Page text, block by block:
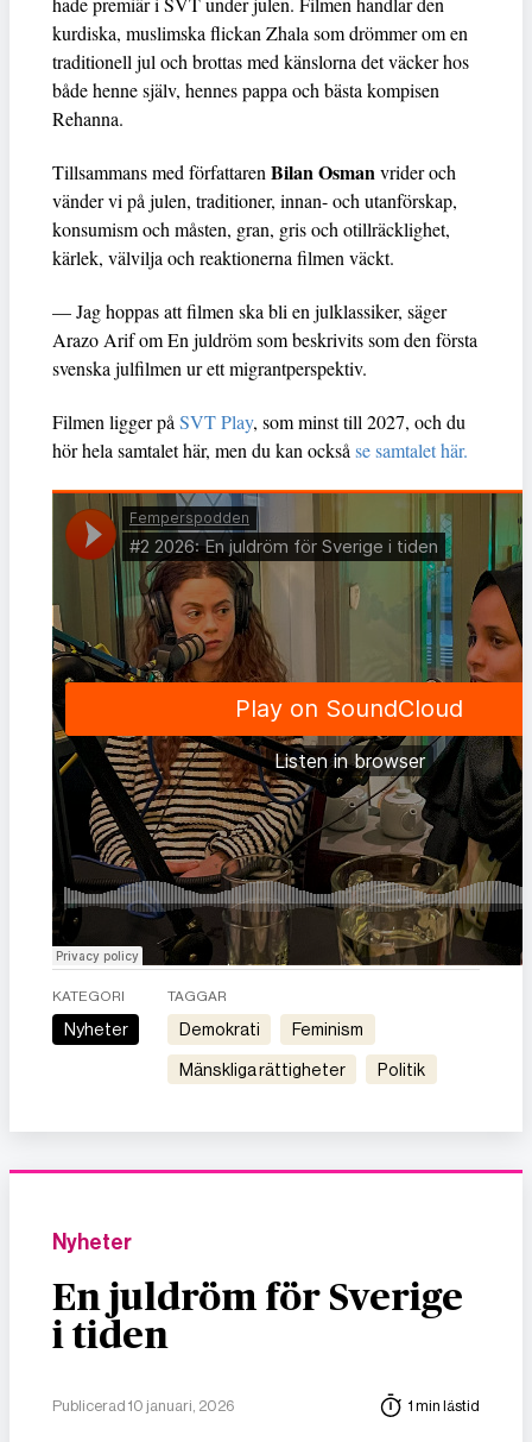
kurdiska, muslimska flickan Zhala som drömmer om en
traditionell jul och brottas med känslorna det väcker hos
både henne själv, hennes pappa och bästa kompisen
Rehanna.
Tillsammans med författarenBilan Osmanvrider och
vänder vi på julen, traditioner, innan- och utanförskap,
konsumism och måsten, gran, gris och otillräcklighet,
kärlek, välvilja och reaktionerna filmen väckt.
— Jag hoppas att filmen ska bli en julklassiker, säger
Arazo Arif om En juldröm som beskrivits som den första
svenska julfilmen ur ett migrantperspektiv.
Filmen ligger påSVT Play, som minst till 2027, och du
hör hela samtalet här, men du kan ocksåse samtalet här.
KATEGORI
Nyheter
TAGGAR
demokrati feminism
mänskliga rättigheter politik
Nyheter
En juldröm för Sverige
i tiden
Publicerad 10 januari, 2026 1 min lästid